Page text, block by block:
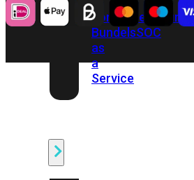
FortiCare Security
BundelsSOC
as
a
Service